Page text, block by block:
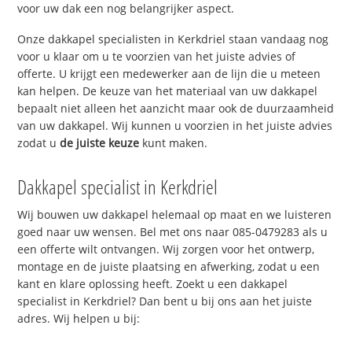
voor uw dak een nog belangrijker aspect.
Onze dakkapel specialisten in Kerkdriel staan vandaag nog
voor u klaar om u te voorzien van het juiste advies of
offerte. U krijgt een medewerker aan de lijn die u meteen
kan helpen. De keuze van het materiaal van uw dakkapel
bepaalt niet alleen het aanzicht maar ook de duurzaamheid
van uw dakkapel. Wij kunnen u voorzien in het juiste advies
zodat ude juiste keuze kunt maken.
Dakkapel specialist in Kerkdriel
Wij bouwen uw dakkapel helemaal op maat en we luisteren
goed naar uw wensen. Bel met ons naar 085-0479283 als u
een offerte wilt ontvangen. Wij zorgen voor het ontwerp,
montage en de juiste plaatsing en afwerking, zodat u een
kant en klare oplossing heeft. Zoekt u een dakkapel
specialist in Kerkdriel? Dan bent u bij ons aan het juiste
adres. Wij helpen u bij: